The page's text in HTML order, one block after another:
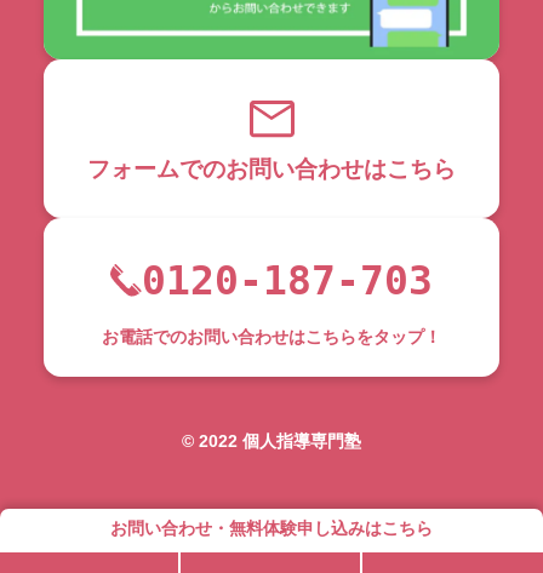
お問い合わせ・無料体験申し込みはこちら
フォームでのお問い合わせはこちら
0120-187-703
お電話でのお問い合わせはこちらをタップ！
©︎ 2022 個人指導専門塾